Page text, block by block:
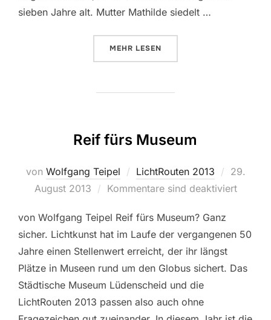
sieben Jahre alt. Mutter Mathilde siedelt …
MEHR ÜBER „IDA GERHARDI – EINE
LESEN
Reif fürs Museum
von Wolfgang Teipel LichtRouten 2013
am
29.
August 2013
Kommentare sind deaktiviert
von Wolfgang Teipel Reif fürs Museum? Ganz
sicher. Lichtkunst hat im Laufe der vergangenen 50
Jahre einen Stellenwert erreicht, der ihr längst
Plätze in Museen rund um den Globus sichert. Das
Städtische Museum Lüdenscheid und die
LichtRouten 2013 passen also auch ohne